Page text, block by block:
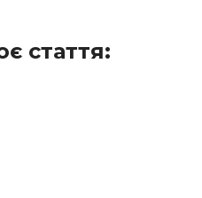
стаття: